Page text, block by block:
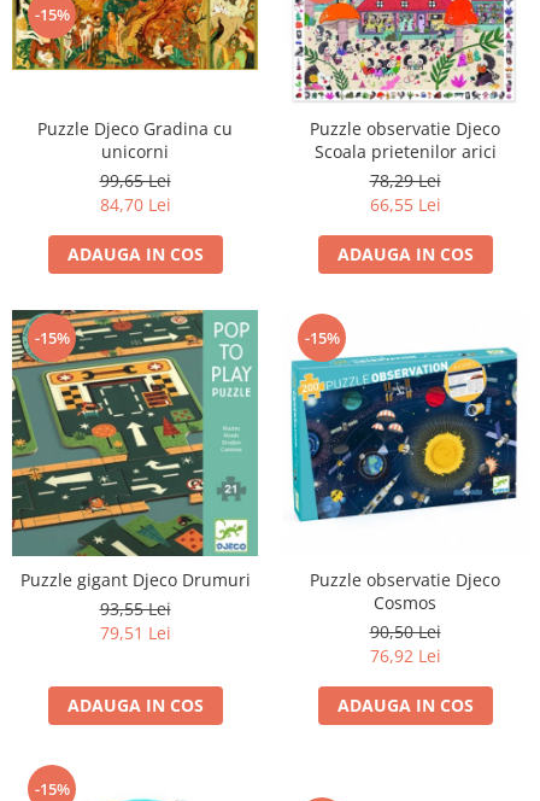
-15%
Puzzle Djeco Gradina cu
unicorni
99,65 Lei
84,70 Lei
ADAUGA IN COS
Puzzle observatie Djeco
Scoala prietenilor arici
78,29 Lei
66,55 Lei
ADAUGA IN COS
-15%
Puzzle gigant Djeco Drumuri
93,55 Lei
79,51 Lei
ADAUGA IN COS
-15%
Puzzle observatie Djeco
Cosmos
90,50 Lei
76,92 Lei
ADAUGA IN COS
-15%